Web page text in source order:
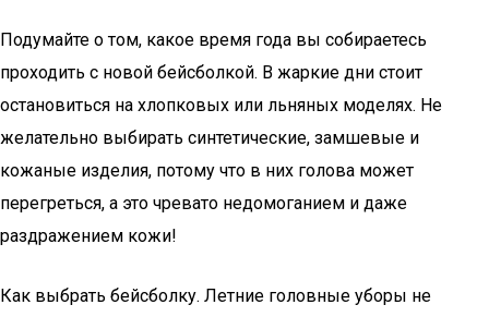
Подумайте о том, какое время года вы собираетесь
проходить с новой бейсболкой. В жаркие дни стоит
остановиться на хлопковых или льняных моделях. Не
желательно выбирать синтетические, замшевые и
кожаные изделия, потому что в них голова может
перегреться, а это чревато недомоганием и даже
раздражением кожи!
Как выбрать бейсболку. Летние головные уборы не